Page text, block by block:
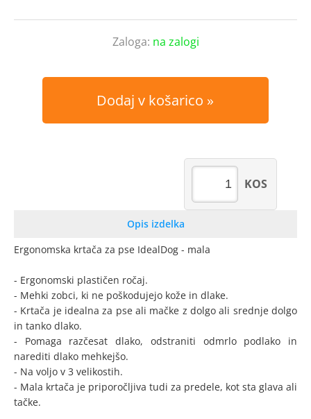
Zaloga: na zalogi
Dodaj v košarico
KOS
Opis izdelka
Ergonomska krtača za pse IdealDog - mala
- Ergonomski plastičen ročaj.
- Mehki zobci, ki ne poškodujejo kože in dlake.
- Krtača je idealna za pse ali mačke z dolgo ali srednje dolgo
in tanko dlako.
- Pomaga razčesat dlako, odstraniti odmrlo podlako in
narediti dlako mehkejšo.
- Na voljo v 3 velikostih.
- Mala krtača je priporočljiva tudi za predele, kot sta glava ali
tačke.